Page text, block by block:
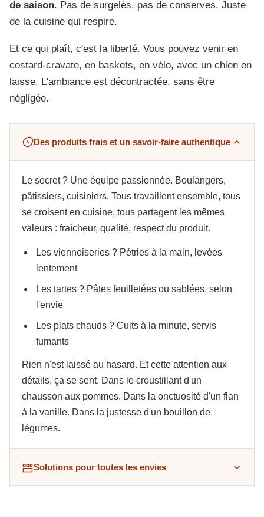
de saison. Pas de surgelés, pas de conserves. Juste
de la cuisine qui respire.
Et ce qui plaît, c'est la liberté. Vous pouvez venir en
costard-cravate, en baskets, en vélo, avec un chien en
laisse. L'ambiance est décontractée, sans être
négligée.
Des produits frais et un savoir-faire authentique
Le secret ? Une équipe passionnée. Boulangers,
pâtissiers, cuisiniers. Tous travaillent ensemble, tous
se croisent en cuisine, tous partagent les mêmes
valeurs : fraîcheur, qualité, respect du produit.
Les viennoiseries ? Pétries à la main, levées
lentement
Les tartes ? Pâtes feuilletées ou sablées, selon
l'envie
Les plats chauds ? Cuits à la minute, servis
fumants
Rien n'est laissé au hasard. Et cette attention aux
détails, ça se sent. Dans le croustillant d'un
chausson aux pommes. Dans la onctuosité d'un flan
à la vanille. Dans la justesse d'un bouillon de
légumes.
Solutions pour toutes les envies